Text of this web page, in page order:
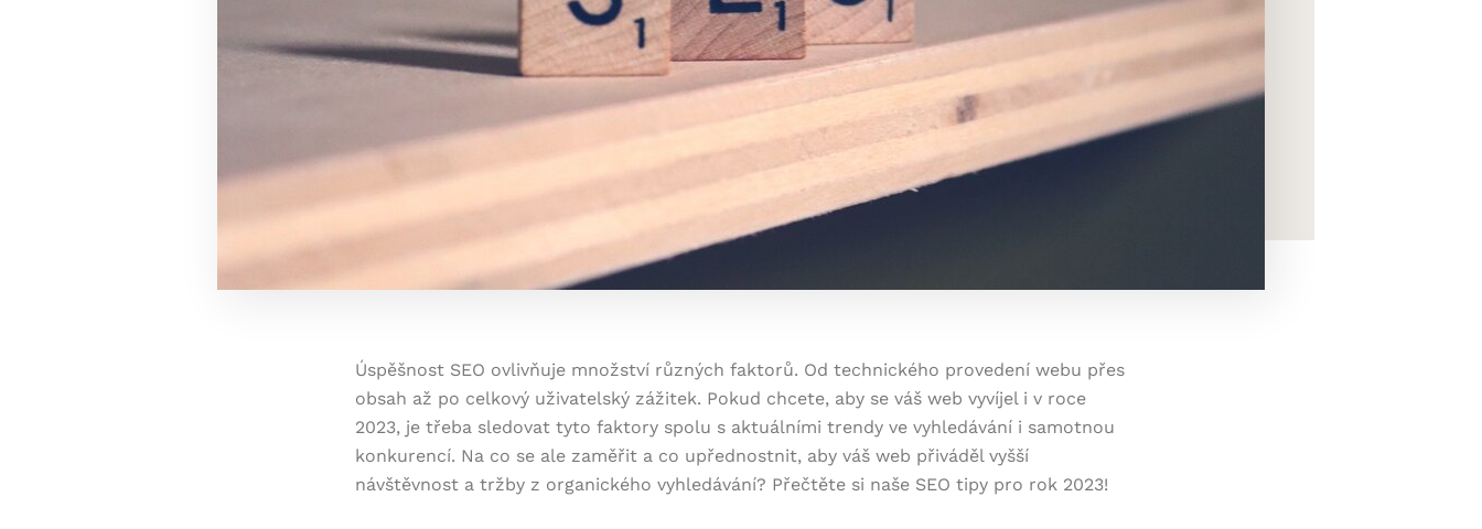
Úspěšnost SEO ovlivňuje množství různých faktorů. Od technického provedení webu přes
obsah až po celkový uživatelský zážitek. Pokud chcete, aby se váš web vyvíjel i v roce
2023, je třeba sledovat tyto faktory spolu s aktuálními trendy ve vyhledávání i samotnou
konkurencí. Na co se ale zaměřit a co upřednostnit, aby váš web přiváděl vyšší
návštěvnost a tržby z organického vyhledávání? Přečtěte si naše SEO tipy pro rok 2023!